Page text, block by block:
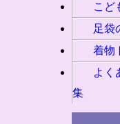
こど
足袋
着物
よく
集